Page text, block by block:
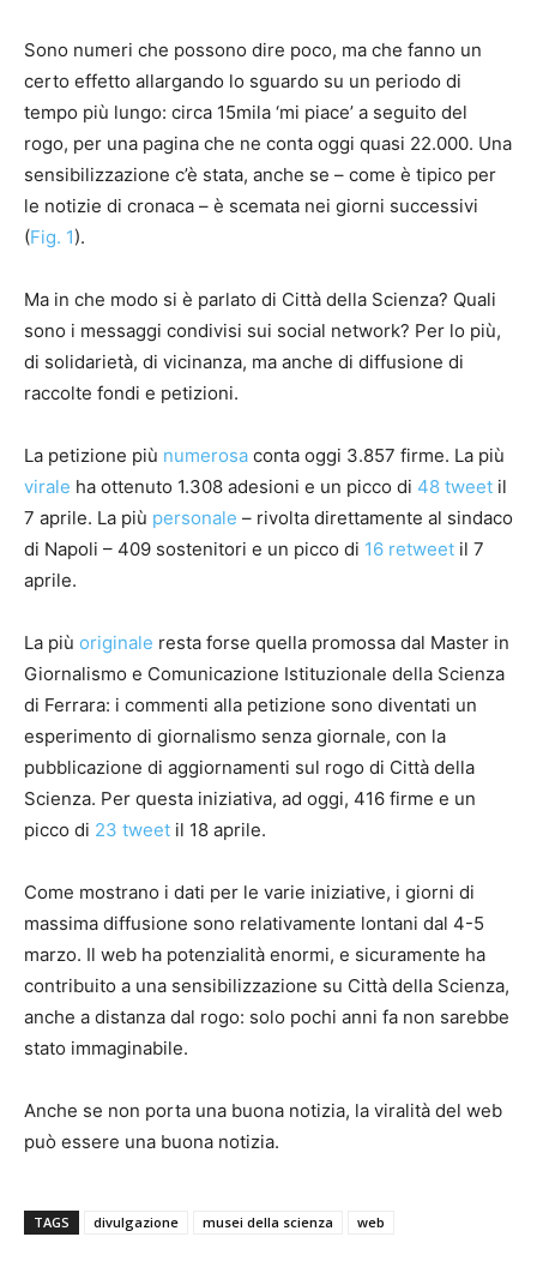
Sono numeri che possono dire poco, ma che fanno un
certo effetto allargando lo sguardo su un periodo di
tempo più lungo: circa 15mila ‘mi piace’ a seguito del
rogo, per una pagina che ne conta oggi quasi 22.000. Una
sensibilizzazione c’è stata, anche se – come è tipico per
le notizie di cronaca – è scemata nei giorni successivi
(Fig. 1).
Ma in che modo si è parlato di Città della Scienza? Quali
sono i messaggi condivisi sui social network? Per lo più,
di solidarietà, di vicinanza, ma anche di diffusione di
raccolte fondi e petizioni.
La petizione più numerosa conta oggi 3.857 firme. La più
virale ha ottenuto 1.308 adesioni e un picco di 48 tweet il
7 aprile. La più personale – rivolta direttamente al sindaco
di Napoli – 409 sostenitori e un picco di 16 retweet il 7
aprile.
La più originale resta forse quella promossa dal Master in
Giornalismo e Comunicazione Istituzionale della Scienza
di Ferrara: i commenti alla petizione sono diventati un
esperimento di giornalismo senza giornale, con la
pubblicazione di aggiornamenti sul rogo di Città della
Scienza. Per questa iniziativa, ad oggi, 416 firme e un
picco di 23 tweet il 18 aprile.
Come mostrano i dati per le varie iniziative, i giorni di
massima diffusione sono relativamente lontani dal 4-5
marzo. Il web ha potenzialità enormi, e sicuramente ha
contribuito a una sensibilizzazione su Città della Scienza,
anche a distanza dal rogo: solo pochi anni fa non sarebbe
stato immaginabile.
Anche se non porta una buona notizia, la viralità del web
può essere una buona notizia.
TAGS divulgazione musei della scienza web